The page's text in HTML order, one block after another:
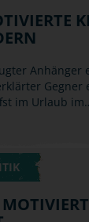
Anhänger
Gegner
im Urlaub